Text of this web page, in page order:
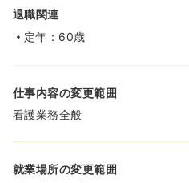
退職関連
定年：60歳
仕事内容の変更範囲
看護業務全般
就業場所の変更範囲